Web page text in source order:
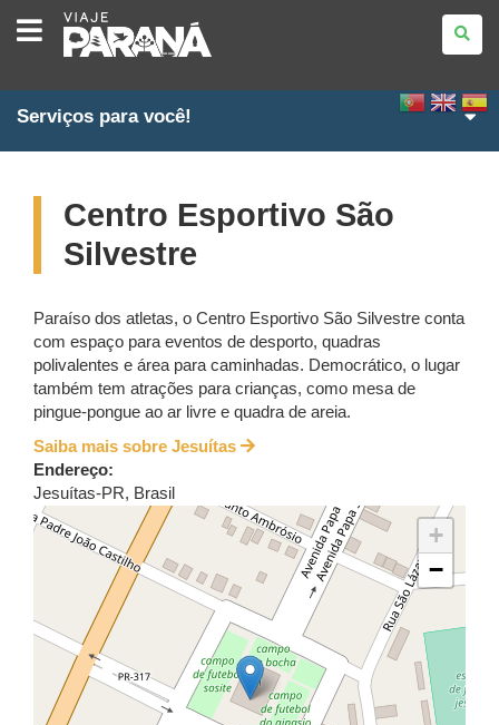
VIAJE
PARANÁ
Serviços para você!
Centro Esportivo São
Silvestre
Paraíso dos atletas, o Centro Esportivo São Silvestre conta
com espaço para eventos de desporto, quadras
polivalentes e área para caminhadas. Democrático, o lugar
também tem atrações para crianças, como mesa de
pingue-pongue ao ar livre e quadra de areia.
Saiba mais sobre Jesuítas
Endereço:
Jesuítas-PR, Brasil
+
−